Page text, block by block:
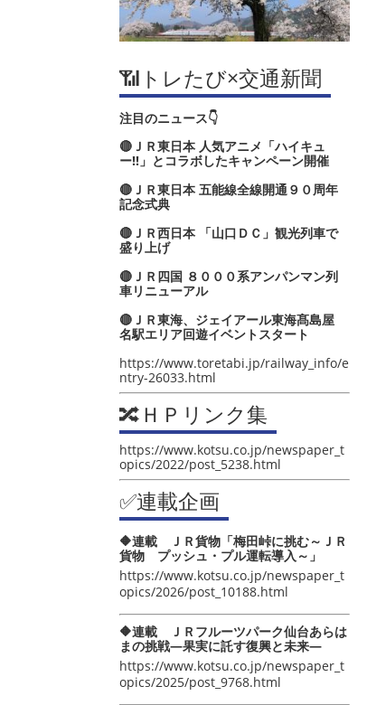
📶トレたび×交通新聞
注目のニュース👇
🔴ＪＲ東日本 人気アニメ「ハイキュ
ー‼」とコラボしたキャンペーン開催
🔴ＪＲ東日本 五能線全線開通９０周年
記念式典
🔴ＪＲ西日本 「山口ＤＣ」観光列車で
盛り上げ
🔴ＪＲ四国 ８０００系アンパンマン列
車リニューアル
🔴ＪＲ東海、ジェイアール東海髙島屋
名駅エリア回遊イベントスタート
https://www.toretabi.jp/railway_info/e
ntry-26033.html
🔀ＨＰリンク集
https://www.kotsu.co.jp/newspaper_t
opics/2022/post_5238.html
✅連載企画
🔶連載 ＪＲ貨物「梅田峠に挑む～ＪＲ
貨物 プッシュ・プル運転導入～」
https://www.kotsu.co.jp/newspaper_t
opics/2026/post_10188.html
🔶連載 ＪＲフルーツパーク仙台あらは
まの挑戦―果実に託す復興と未来―
https://www.kotsu.co.jp/newspaper_t
opics/2025/post_9768.html